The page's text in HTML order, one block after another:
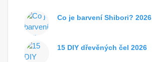
Co je barvení Shibori? 2026
15 DIY dřevěných čel 2026